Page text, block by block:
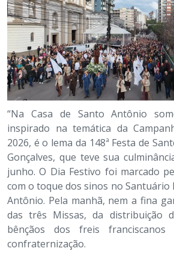
“Na Casa de Santo Antônio
inspirado na temática da
2026, é o lema da 148ª Festa de
Gonçalves, que teve sua
junho. O Dia Festivo foi marcado
com o toque dos sinos no Santuário
Antônio. Pela manhã, nem a fina
das três Missas, da distribuição
bênçãos dos freis
confraternização.